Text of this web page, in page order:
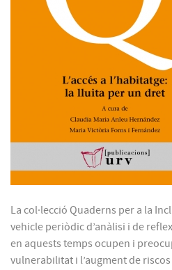
La col·lecció Quaderns per a la
vehicle periòdic d’anàlisi i de
en aquests temps ocupen i
vulnerabilitat i l’augment de riscos